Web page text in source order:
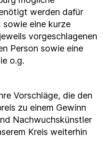
werden dafür
sowie eine kurze
vorgeschlagenen
Person sowie eine
o.g.
Vorschläge, die den
zu einem Gewinn
Nachwuchskünstler
Kreis weiterhin